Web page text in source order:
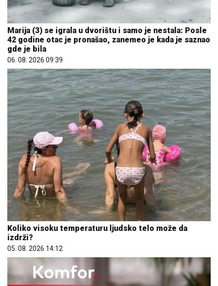
Marija (3) se igrala u dvorištu i samo je nestala: Posle
42 godine otac je pronašao, zanemeo je kada je saznao
gde je bila
06. 08. 2026 09:39
Koliko visoku temperaturu ljudsko telo može da
izdrži?
05. 08. 2026 14:12